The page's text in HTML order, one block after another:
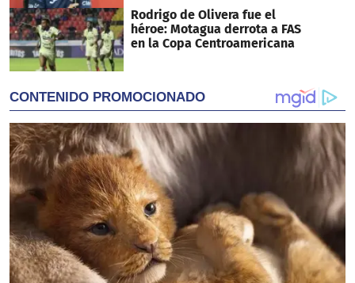
Rodrigo de Olivera fue el
héroe: Motagua derrota a FAS
en la Copa Centroamericana